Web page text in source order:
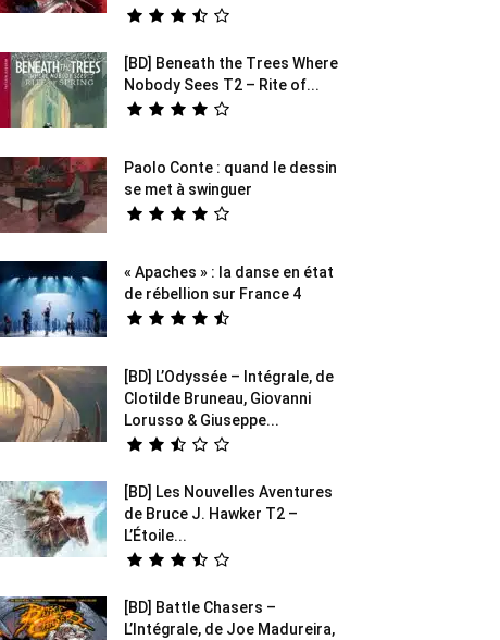
[BD] Beneath the Trees Where
Nobody Sees T2 – Rite of...
Paolo Conte : quand le dessin
se met à swinguer
« Apaches » : la danse en état
de rébellion sur France 4
[BD] L’Odyssée – Intégrale, de
Clotilde Bruneau, Giovanni
Lorusso & Giuseppe...
[BD] Les Nouvelles Aventures
de Bruce J. Hawker T2 –
L’Étoile...
[BD] Battle Chasers –
L’Intégrale, de Joe Madureira,